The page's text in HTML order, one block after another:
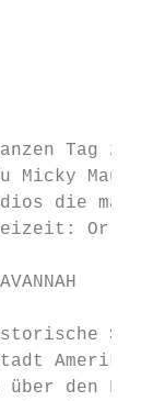
Tag
Micky Maus
die
den